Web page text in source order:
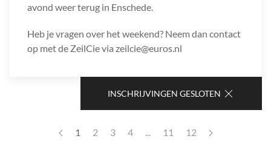
avond weer terug in Enschede.
Heb je vragen over het weekend? Neem dan contact
op met de ZeilCie via zeilcie@euros.nl
INSCHRIJVINGEN GESLOTEN
1 2 3 4 11 12